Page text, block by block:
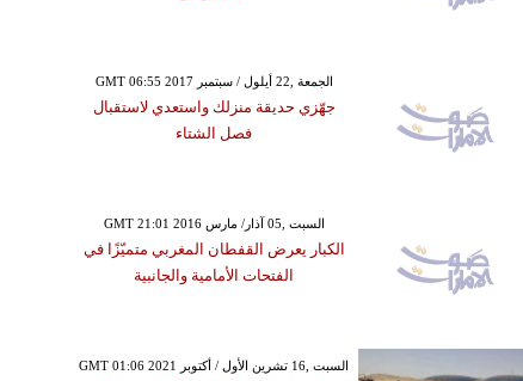
GMT 06:55 2017 الجمعة ,22 أيلول / سبتمبر
جهّزي حديقة منزلك واستعدي لاستقبال
فصل الشتاء
GMT 21:01 2016 السبت ,05 آذار/ مارس
الكبار يعرض القفطان المغربي متميّزًا في
الفتحات الأمامية والجانبية
GMT 01:06 2021 السبت ,16 تشرين الأول / أكتوبر